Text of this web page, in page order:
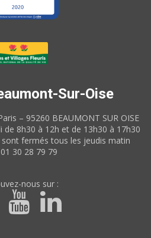
Sur-Oise
– 95260 BEAUMONT SUR OISE
de 8h30 à 12h et de 13h30 à 17h30
sont fermés tous les jeudis matin
30 28 79 79
nous sur :